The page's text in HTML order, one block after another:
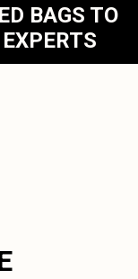
BAGS TO